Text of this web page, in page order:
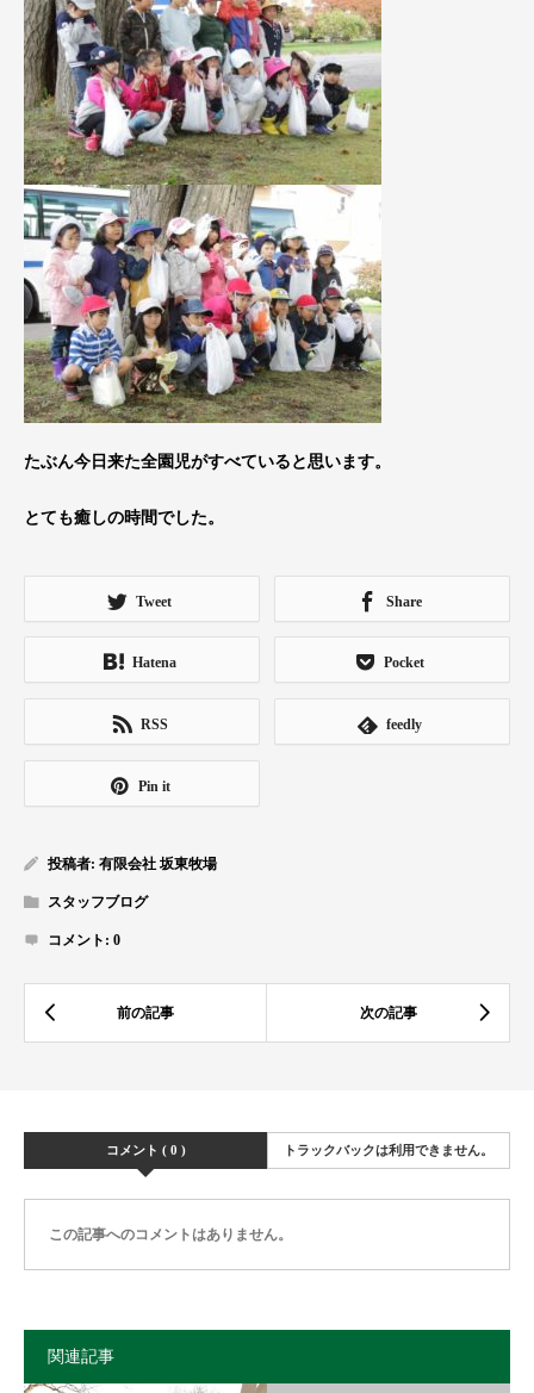
たぶん今日来た全園児がすべていると思います。
とても癒しの時間でした。
Tweet Share
Hatena Pocket
RSS feedly
Pin it
投稿者: 有限会社 坂東牧場
スタッフブログ
コメント: 0
コメント ( 0 ) トラックバックは利用できません。
この記事へのコメントはありません。
関連記事